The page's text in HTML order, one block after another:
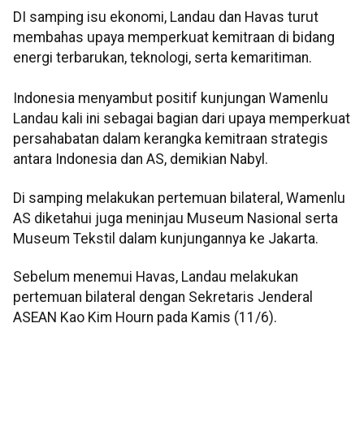
DI samping isu ekonomi, Landau dan Havas turut
membahas upaya memperkuat kemitraan di bidang
energi terbarukan, teknologi, serta kemaritiman.
Indonesia menyambut positif kunjungan Wamenlu
Landau kali ini sebagai bagian dari upaya memperkuat
persahabatan dalam kerangka kemitraan strategis
antara Indonesia dan AS, demikian Nabyl.
Di samping melakukan pertemuan bilateral, Wamenlu
AS diketahui juga meninjau Museum Nasional serta
Museum Tekstil dalam kunjungannya ke Jakarta.
Sebelum menemui Havas, Landau melakukan
pertemuan bilateral dengan Sekretaris Jenderal
ASEAN Kao Kim Hourn pada Kamis (11/6).